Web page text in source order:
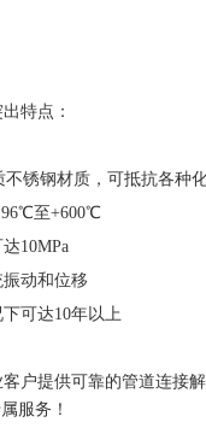
特点：
锈钢材质，可抵抗各种
至+600℃
10MPa
动和位移
可达10年以上
户提供可靠的管道连接
服务！